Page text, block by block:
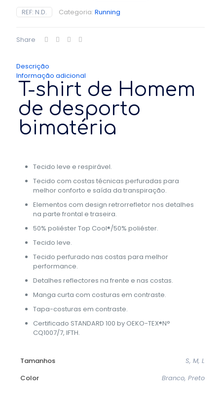
shirt
de
desporto
REF: N.D. Categoria: Running
Share
Descrição
Informação adicional
T-shirt de Homem
de desporto
bimatéria
Tecido leve e respirável.
Tecido com costas técnicas perfuradas para
melhor conforto e saída da transpiração.
Elementos com design retrorrefletor nos detalhes
na parte frontal e traseira.
50% poliéster Top Cool®/50% poliéster.
Tecido leve.
Tecido perfurado nas costas para melhor
performance.
Detalhes reflectores na frente e nas costas.
Manga curta com costuras em contraste.
Tapa-costuras em contraste.
Certificado STANDARD 100 by OEKO-TEX®N°
CQ1007/7, IFTH.
Tamanhos
S, M, L
Color
Branco, Preto